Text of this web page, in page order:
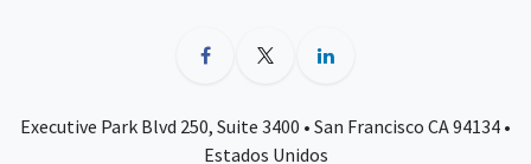
Executive Park Blvd 250, Suite 3400 • San Francisco CA 94134 •
Estados Unidos